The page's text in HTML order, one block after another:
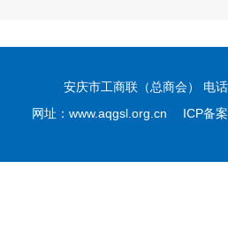
安庆市工商联（总商会） 电
网址：www.aqgsl.org.cn ICP备